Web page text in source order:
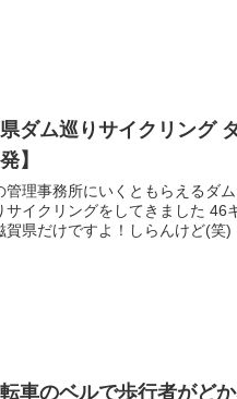
ダム巡りサイクリング
】
管理事務所にいくともらえるダ
サイクリングをしてきました 46
賀県だけですよ！しらんけど(笑)
転車のベルで歩行者がど